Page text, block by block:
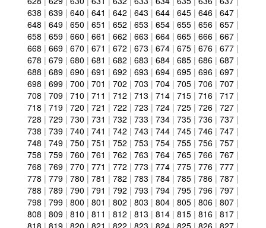
638 | 639 | 640 | 641 | 642 | 643 | 644 | 645 | 646 | 647 |
648 | 649 | 650 | 651 | 652 | 653 | 654 | 655 | 656 | 657 |
658 | 659 | 660 | 661 | 662 | 663 | 664 | 665 | 666 | 667 |
668 | 669 | 670 | 671 | 672 | 673 | 674 | 675 | 676 | 677 |
678 | 679 | 680 | 681 | 682 | 683 | 684 | 685 | 686 | 687 |
688 | 689 | 690 | 691 | 692 | 693 | 694 | 695 | 696 | 697 |
698 | 699 | 700 | 701 | 702 | 703 | 704 | 705 | 706 | 707 |
708 | 709 | 710 | 711 | 712 | 713 | 714 | 715 | 716 | 717 |
718 | 719 | 720 | 721 | 722 | 723 | 724 | 725 | 726 | 727 |
728 | 729 | 730 | 731 | 732 | 733 | 734 | 735 | 736 | 737 |
738 | 739 | 740 | 741 | 742 | 743 | 744 | 745 | 746 | 747 |
748 | 749 | 750 | 751 | 752 | 753 | 754 | 755 | 756 | 757 |
758 | 759 | 760 | 761 | 762 | 763 | 764 | 765 | 766 | 767 |
768 | 769 | 770 | 771 | 772 | 773 | 774 | 775 | 776 | 777 |
778 | 779 | 780 | 781 | 782 | 783 | 784 | 785 | 786 | 787 |
788 | 789 | 790 | 791 | 792 | 793 | 794 | 795 | 796 | 797 |
798 | 799 | 800 | 801 | 802 | 803 | 804 | 805 | 806 | 807 |
808 | 809 | 810 | 811 | 812 | 813 | 814 | 815 | 816 | 817 |